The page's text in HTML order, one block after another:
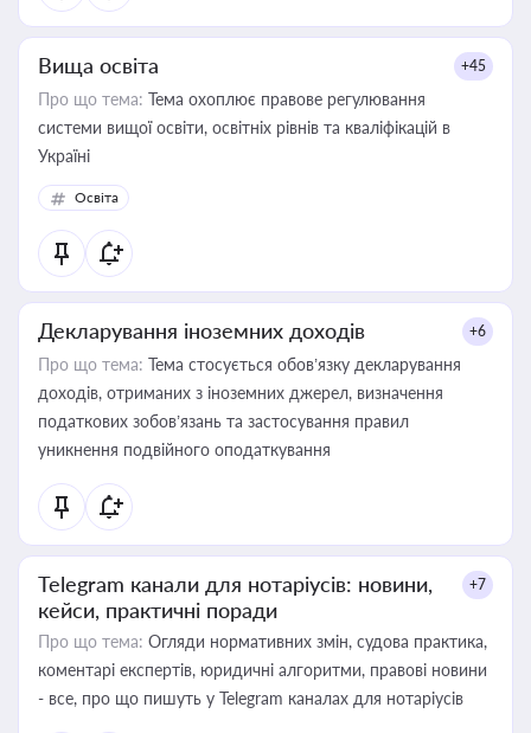
Вища освіта +45
Про що тема: Тема охоплює правове регулювання
системи вищої освіти, освітніх рівнів та кваліфікацій в
Україні
Освіта
Декларування іноземних доходів +6
Про що тема: Тема стосується обов’язку декларування
доходів, отриманих з іноземних джерел, визначення
податкових зобов’язань та застосування правил
уникнення подвійного оподаткування
Telegram канали для нотаріусів: новини,
кейси, практичні поради
+7
Про що тема: Огляди нормативних змін, судова практика,
коментарі експертів, юридичні алгоритми, правові новини
- все, про що пишуть у Telegram каналах для нотаріусів